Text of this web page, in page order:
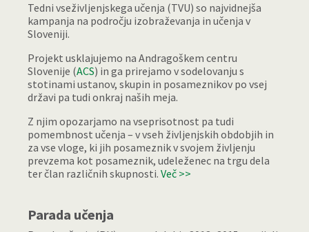
Tedni vseživljenjskega učenja (TVU) so najvidnejša
kampanja na področju izobraževanja in učenja v
Sloveniji.
Projekt usklajujemo na Andragoškem centru
Slovenije (ACS) in ga prirejamo v sodelovanju s
stotinami ustanov, skupin in posameznikov po vsej
državi pa tudi onkraj naših meja.
Z njim opozarjamo na vseprisotnost pa tudi
pomembnost učenja – v vseh življenjskih obdobjih in
za vse vloge, ki jih posameznik v svojem življenju
prevzema kot posameznik, udeleženec na trgu dela
ter član različnih skupnosti. Več >>
Parada učenja